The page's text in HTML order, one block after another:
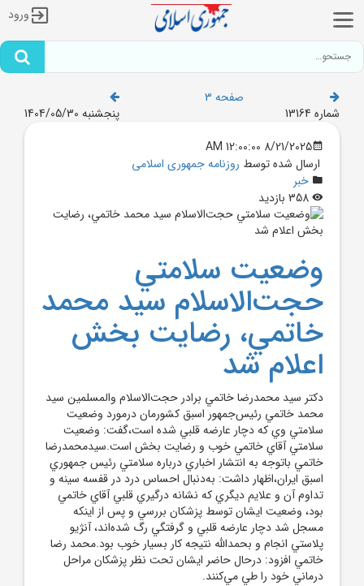
ورود
صفحه 3
شماره 13164
پنجشنبه 1404/05/30
8/21/2025 12:00:00 AM
ارسال شده توسط روزنامه جمهوری اسلامی
خبر
وضعيت سلامتي
حجت‌الاسلام سيد محمد
خاتمي، رضايت‌ بخش
اعلام شد
دکتر سيد محمدرضا خاتمي برادر حجت‌الاسلام والمسلمين سيد
محمد خاتمي رئيس‌جمهور اسبق کشورمان درمورد وضعيت
سلامتي وي که دچار عارضه قلبي شده است،گفت: وضعيت
سلامتي آقاي خاتمي خوب و رضايت بخش است.سيدمحمدرضا
خاتمي باتوجه به انتشار اخباري درباره سلامتي رئيس جمهوري
اسبق ايران،اظهار داشت: به‌دنبال احساس درد در قفسه سينه و
تداوم آن و علايم ديگري که نشانه درگيري قلبي آقاي خاتمي
بود، وضعيت ايشان توسط پزشکان بررسي و پس از اينکه
مسجل شد دچار عارضه قلبي و گرفتگي رگ شده‌اند، آنژيو
پلاستي انجام و بحمدالله نتيجه کار بسيار خوب بود.محمد رضا
خاتمي افزود: درحال حاضر ايشان تحت نظر پزشکان مراحل
درماني خود را طي مي‌کنند.